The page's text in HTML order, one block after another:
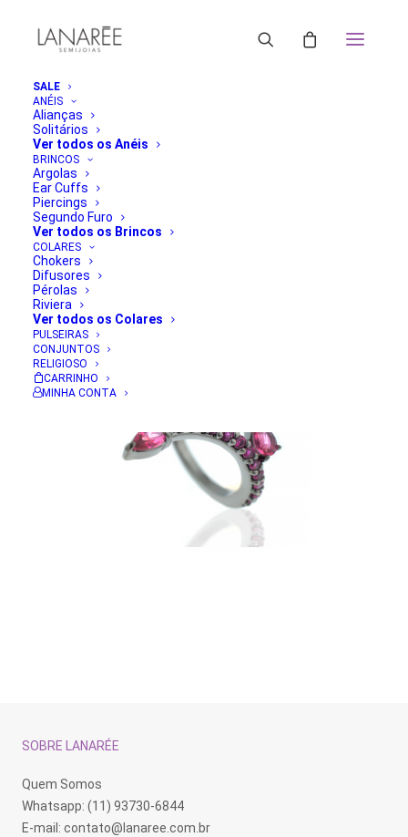
SALE
ANÉIS
Alianças
Solitários
Ver todos os Anéis
BRINCOS
Argolas
Ear Cuffs
Piercings
Segundo Furo
Ver todos os Brincos
COLARES
Chokers
Difusores
Pérolas
Riviera
Ver todos os Colares
PULSEIRAS
CONJUNTOS
RELIGIOSO
CARRINHO
MINHA CONTA
Home
Brinco Estrela Dourada Semijoia
SOBRE LANARÉE
Quem Somos
Whatsapp: (11) 93730-6844
E-mail: contato@lanaree.com.br